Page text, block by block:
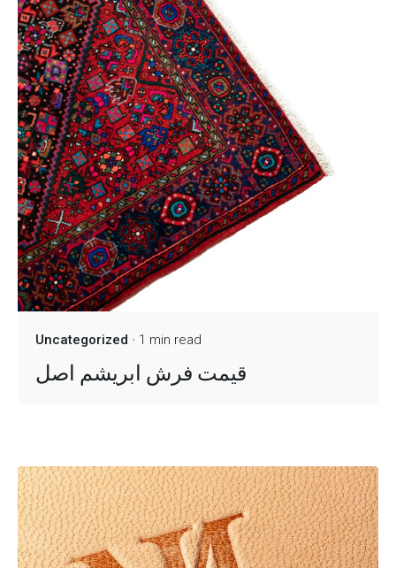
Uncategorized 1 min read
قیمت فرش ابریشم اصل